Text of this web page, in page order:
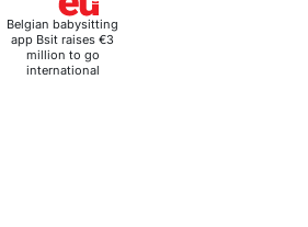
Belgian babysitting
app Bsit raises €3
million to go
international